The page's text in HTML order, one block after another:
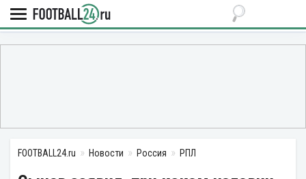
FOOTBALL24.ru Новости Россия РПЛ